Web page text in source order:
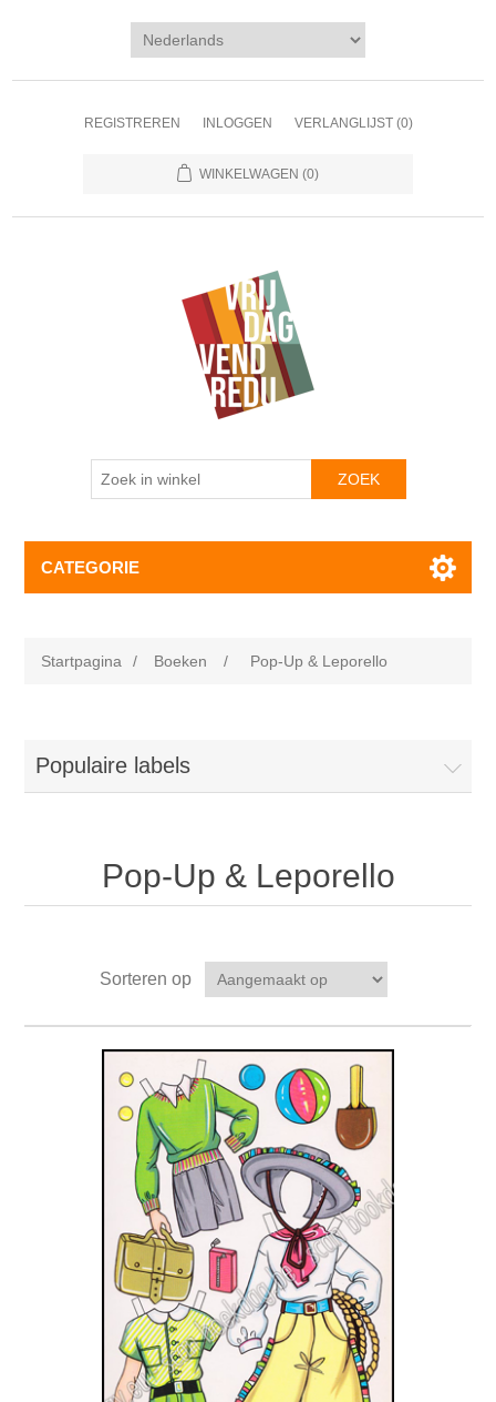
REGISTREREN INLOGGEN VERLANGLIJST (0)
WINKELWAGEN (0)
CATEGORIE
Startpagina / Boeken / Pop-Up & Leporello
Populaire labels
Pop-Up & Leporello
Sorteren op